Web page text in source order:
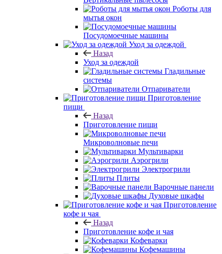
Роботы для
мытья окон
Посудомоечные машины
Уход за одеждой
Назад
Уход за одеждой
Гладильные
системы
Отпариватели
Приготовление
пищи
Назад
Приготовление пищи
Микроволновые печи
Мультиварки
Аэрогрили
Электрогрили
Плиты
Варочные панели
Духовые шкафы
Приготовление
кофе и чая
Назад
Приготовление кофе и чая
Кофеварки
Кофемашины